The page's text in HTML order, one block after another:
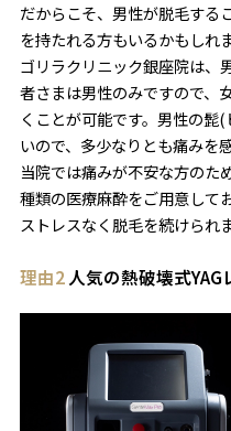
だからこそ、男性が脱毛する
を持たれる方もいるかもしれ
ゴリラクリニック銀座院は、
者さまは男性のみですので、
くことが可能です。男性の髭
いので、多少なりとも痛みを
当院では痛みが不安な方のた
種類の医療麻酔をご用意して
ストレスなく脱毛を続けられま
理由2 人気の熱破壊式